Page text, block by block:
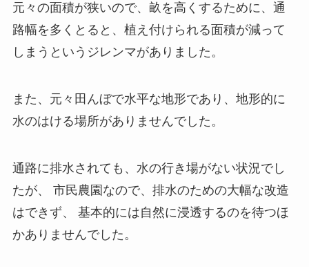
元々の面積が狭いので、畝を高くするために、通
路幅を多くとると、植え付けられる面積が減って
しまうというジレンマがありました。
また、元々田んぼで水平な地形であり、地形的に
水のはける場所がありませんでした。
通路に排水されても、水の行き場がない状況でし
たが、 市民農園なので、排水のための大幅な改造
はできず、 基本的には自然に浸透するのを待つほ
かありませんでした。